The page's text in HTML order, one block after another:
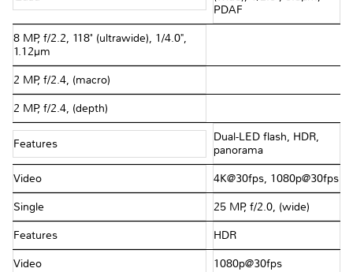
PDAF
8 MP, f/2.2, 118˚ (ultrawide), 1/4.0",
1.12µm
2 MP, f/2.4, (macro)
2 MP, f/2.4, (depth)
Features
Dual-LED flash, HDR,
panorama
Video 4K@30fps, 1080p@30fps
Single 25 MP, f/2.0, (wide)
Features HDR
Video 1080p@30fps